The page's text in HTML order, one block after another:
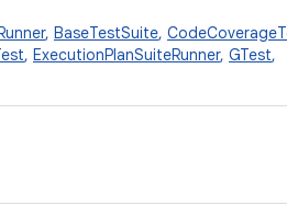
, BaseTestSuite,
, ExecutionPlanSuiteRunner, GTest,